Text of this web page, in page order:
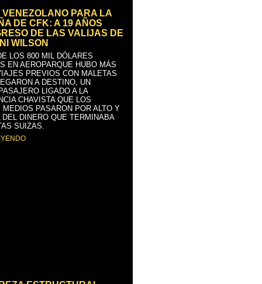
VENEZOLANO PARA LA
DE CFK: A 19 AÑOS
DE LAS VALIJAS DE
WILSON
LOS 800 MIL DÓLARES
EN AEROPARQUE HUBO MÁS
PREVIOS CON MALETAS
A DESTINO, UN
LIGADO A LA
CHAVISTA QUE LOS
MEDIOS PASARON POR ALTO Y
DEL DINERO QUE TERMINABA
SUIZAS.